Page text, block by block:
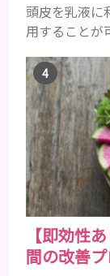
頭皮を乳液に
用することが
まれた化粧品
合されている
のほとんどが
いる点が違い
昧なものとし
分が豊富に含
【即効性
間の改善